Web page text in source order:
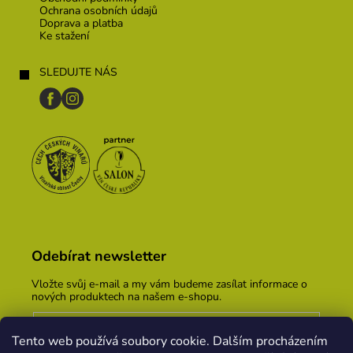
Tento web používá soubory cookie. Dalším procházením
Ochrana osobních údajů
Doprava a platba
Ke stažení
SLEDUJTE NÁS
Odebírat newsletter
Vložte svůj e-mail a my vám budeme zasílat informace o
nových produktech na našem e-shopu.